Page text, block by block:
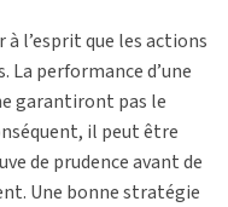
l’esprit que les actions
La performance d’une
garantiront pas le
il peut être
de prudence avant de
Une bonne stratégie